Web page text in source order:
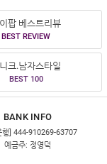
팝 베스트리뷰
BEST REVIEW
크.남자스타일
BEST 100
BANK INFO
행] 444-910269-63707
예금주: 정영덕